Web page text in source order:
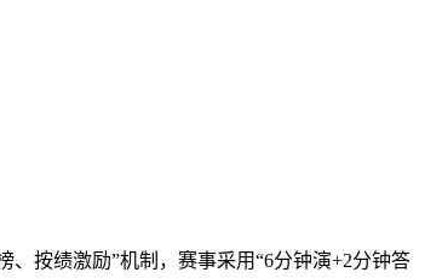
按绩激励”机制，赛事采用“6分钟演+2分钟答